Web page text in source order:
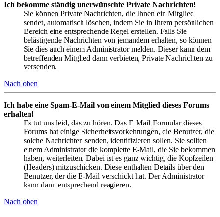
Ich bekomme ständig unerwünschte Private Nachrichten!
Sie können Private Nachrichten, die Ihnen ein Mitglied
sendet, automatisch löschen, indem Sie in Ihrem persönlichen
Bereich eine entsprechende Regel erstellen. Falls Sie
belästigende Nachrichten von jemandem erhalten, so können
Sie dies auch einem Administrator melden. Dieser kann dem
betreffenden Mitglied dann verbieten, Private Nachrichten zu
versenden.
Nach oben
Ich habe eine Spam-E-Mail von einem Mitglied dieses Forums
erhalten!
Es tut uns leid, das zu hören. Das E-Mail-Formular dieses
Forums hat einige Sicherheitsvorkehrungen, die Benutzer, die
solche Nachrichten senden, identifizieren sollen. Sie sollten
einem Administrator die komplette E-Mail, die Sie bekommen
haben, weiterleiten. Dabei ist es ganz wichtig, die Kopfzeilen
(Headers) mitzuschicken. Diese enthalten Details über den
Benutzer, der die E-Mail verschickt hat. Der Administrator
kann dann entsprechend reagieren.
Nach oben